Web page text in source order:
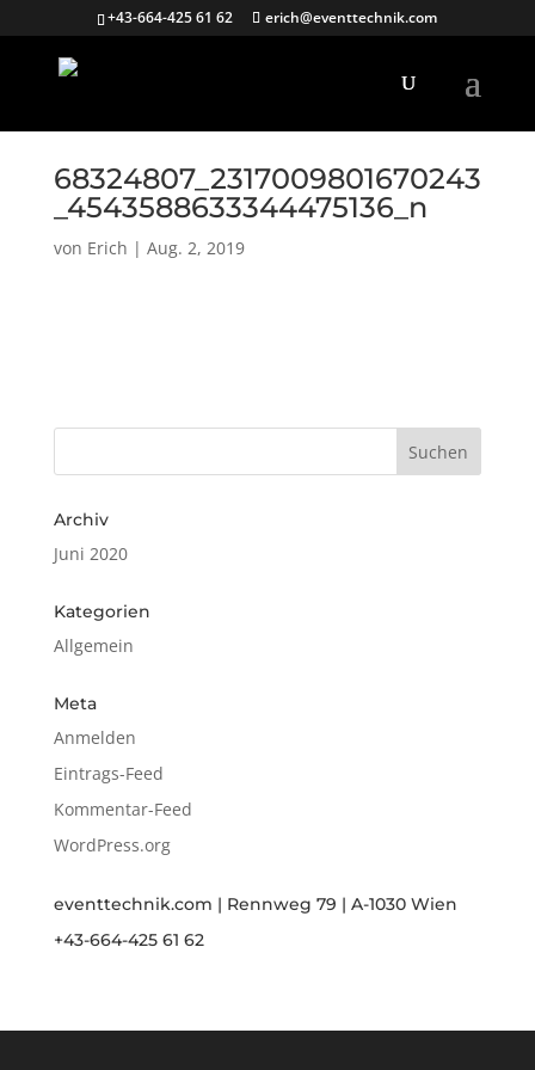
+43-664-425 61 62 erich@eventtechnik.com
68324807_2317009801670243
_4543588633344475136_n
von Erich | Aug. 2, 2019
Archiv
Juni 2020
Kategorien
Allgemein
Meta
Anmelden
Eintrags-Feed
Kommentar-Feed
WordPress.org
eventtechnik.com | Rennweg 79 | A-1030 Wien
+43-664-425 61 62